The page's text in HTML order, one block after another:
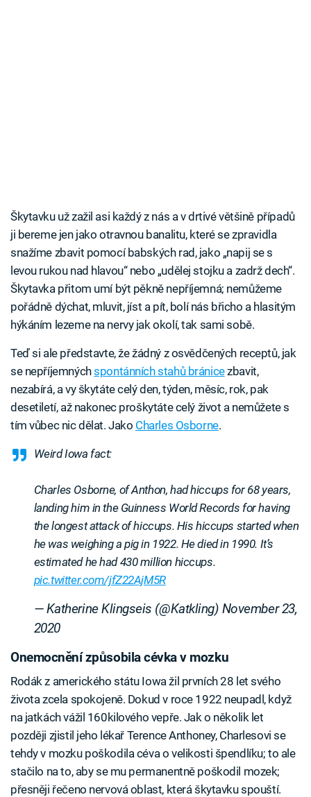
Škytavku už zažil asi každý z nás a v drtivé většině případů
ji bereme jen jako otravnou banalitu, které se zpravidla
snažíme zbavit pomocí babských rad, jako „napij se s
levou rukou nad hlavou“ nebo „udělej stojku a zadrž dech“.
Škytavka přitom umí být pěkně nepříjemná; nemůžeme
pořádně dýchat, mluvit, jíst a pít, bolí nás břicho a hlasitým
hýkáním lezeme na nervy jak okolí, tak sami sobě.
Teď si ale představte, že žádný z osvědčených receptů, jak
se nepříjemnýchspontánních stahů bránicezbavit,
nezabírá, a vy škytáte celý den, týden, měsíc, rok, pak
desetiletí, až nakonec proškytáte celý život a nemůžete s
tím vůbec nic dělat. Jako Charles Osborne.
Weird Iowa fact:
Charles Osborne, of Anthon, had hiccups for 68 years,
landing him in the Guinness World Records for having
the longest attack of hiccups. His hiccups started when
he was weighing a pig in 1922. He died in 1990. It’s
estimated he had 430 million hiccups.
pic.twitter.com/jfZ22AjM5R
— Katherine Klingseis (@Katkling) November 23,
2020
Onemocnění způsobila cévka v mozku
Rodák z amerického státu Iowa žil prvních 28 let svého
života zcela spokojeně. Dokud v roce 1922 neupadl, když
na jatkách vážil 160kilového vepře. Jak o několik let
později zjistil jeho lékař Terence Anthoney, Charlesovi se
tehdy v mozku poškodila céva o velikosti špendlíku; to ale
stačilo na to, aby se mu permanentně poškodil mozek;
přesněji řečeno nervová oblast, která škytavku spouští.